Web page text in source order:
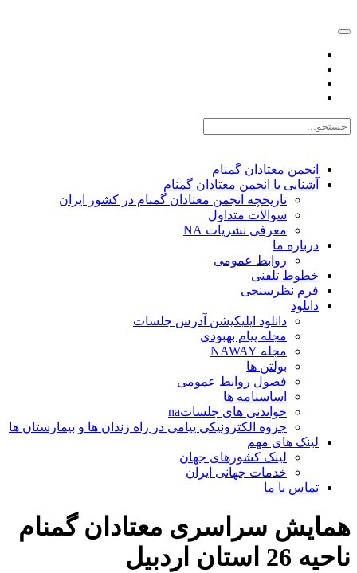
انجمن معتادان گمنام
آشنایی با انجمن معتادان گمنام
تاریخچه انجمن معتادان گمنام در کشور ایران
سوالات متداول
معرفی نشریات NA
درباره ما
روابط عمومی
خطوط تلفنی
فرم نظرسنجی
دانلود
دانلود اپلیکیشن آدرس جلسات
مجله پیام بهبودی
مجله NAWAY
بولتن ها
فصول روابط عمومی
اساسنامه ها
خواندنی های جلساتna
جزوه الکترونیکی پیامی در راه زندان ها و بیمارستان ها
لینک های مهم
لینک کشورهای جهان
خدمات جهانی ایران
تماس با ما
همایش سراسری معتادان گمنام
ناحیه 26 استان اردبیل